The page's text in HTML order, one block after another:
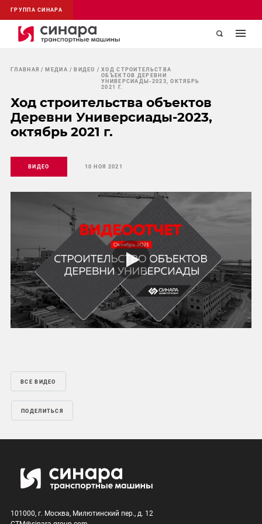
ГРУППА СИНАРА
ГЛАВНАЯ МЕДИА ВИДЕО
ХОД СТРОИТЕЛЬСТВА
ОБЪЕКТОВ ДЕРЕВНИ
УНИВЕРСИАДЫ-2023, ОКТЯБРЬ
2021 Г.
Ход строительства объектов
Деревни Универсиады-2023,
октябрь 2021 г.
ВИДЕО 10 НОЯ 2021
Mute Settings
Play
ВСЕ ВИДЕО
ПОДЕЛИТЬСЯ
101000, г. Москва, Милютинский пер., д. 12